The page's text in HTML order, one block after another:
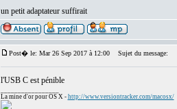
un petit adaptateur suffirait
Post� le: Mar 26 Sep 2017 à 12:00 Sujet du message:
l'USB C est pénible
La mine d'or pour OS X - http://www.versiontracker.com/macosx/